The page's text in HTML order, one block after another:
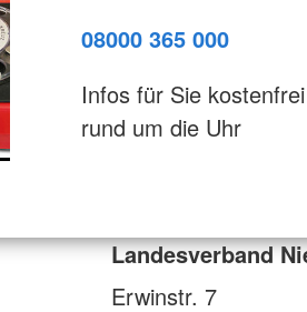
08000 365 000
Infos für Sie kostenfrei
rund um die Uhr
Landesverband
Erwinstr. 7